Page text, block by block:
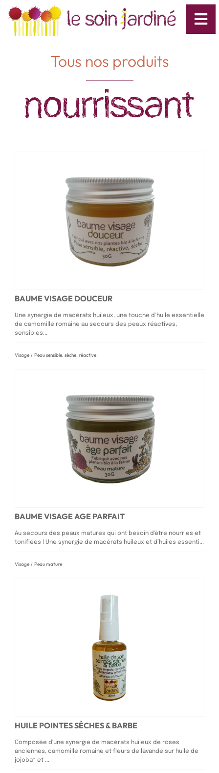
Tous nos produits
Nourrissant
BAUME VISAGE DOUCEUR
Une synergie de macérats huileux, une touche d’huile essentielle
de camomille romaine au secours des peaux réactives,
sensibles...
Visage / Peau sensible, sèche, réactive
BAUME VISAGE AGE PARFAIT
Au secours des peaux matures qui ont besoin d'être nourries et
tonifiées ! Une synergie de macérats huileux et d’huiles essenti...
Visage / Peau mature
HUILE POINTES SÈCHES & BARBE
Composée d'une synergie de macérats huileux de roses
anciennes, camomille romaine et fleurs de lavande sur huile de
jojoba* et ...